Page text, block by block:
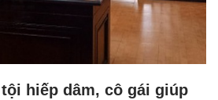
hiếp dâm, cô gái giúp